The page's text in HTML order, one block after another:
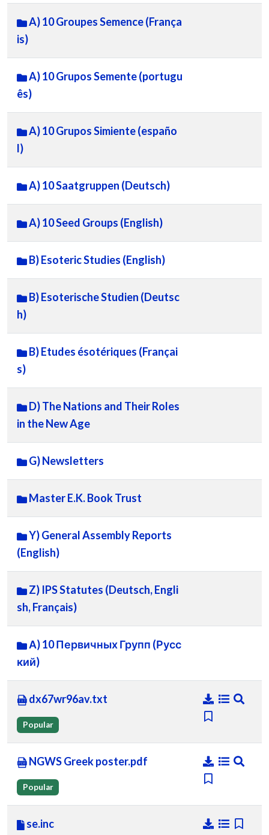
A) 10 Groupes Semence (França
is)
A) 10 Grupos Semente (portugu
ês)
A) 10 Grupos Simiente (españo
l)
A) 10 Saatgruppen (Deutsch)
A) 10 Seed Groups (English)
B) Esoteric Studies (English)
B) Esoterische Studien (Deutsc
h)
B) Etudes ésotériques (Françai
s)
D) The Nations and Their Roles
in the New Age
G) Newsletters
Master E.K. Book Trust
Y) General Assembly Reports
(English)
Z) IPS Statutes (Deutsch, Engli
sh, Français)
А) 10 Первичных Групп (Русс
кий)
dx67wr96av.txt
Popular
NGWS Greek poster.pdf
Popular
se.inc